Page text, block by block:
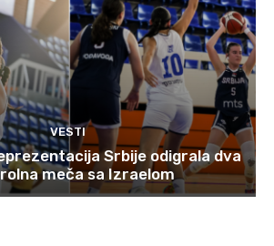
VESTI
Srbije odigrala dva
meča sa Izraelom